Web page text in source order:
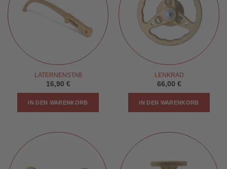
LATERNENSTAB
16,90 €
IN DEN WARENKORB
LENKRAD
66,00 €
IN DEN WARENKORB